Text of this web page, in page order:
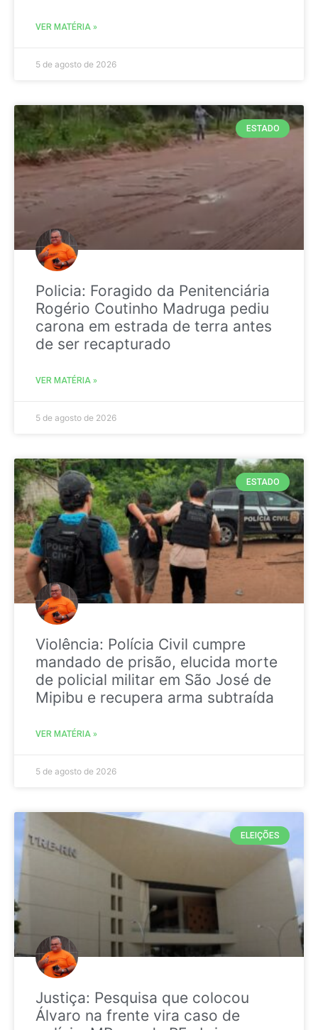
VER MATÉRIA »
5 de agosto de 2026
ESTADO
Policia: Foragido da Penitenciária
Rogério Coutinho Madruga pediu
carona em estrada de terra antes
de ser recapturado
VER MATÉRIA »
5 de agosto de 2026
ESTADO
Violência: Polícia Civil cumpre
mandado de prisão, elucida morte
de policial militar em São José de
Mipibu e recupera arma subtraída
VER MATÉRIA »
5 de agosto de 2026
ELEIÇÕES
Justiça: Pesquisa que colocou
Álvaro na frente vira caso de